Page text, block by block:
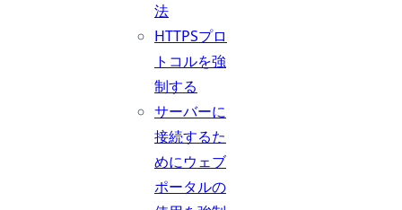
法
HTTPSプロ
トコルを強
制する
サーバーに
接続するた
めにウェブ
ポータルの